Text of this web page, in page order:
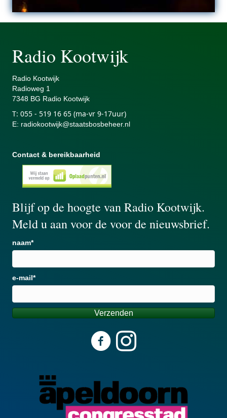
Radio Kootwijk
Radio Kootwijk
Radioweg 1
7348 BG Radio Kootwijk
T: 055 - 519 16 65 (ma-vr 9-17uur)
E: radiokootwijk@staatsbosbeheer.nl
Contact & bereikbaarheid
Blijf op de hoogte van Radio Kootwijk.
Meld u aan voor de voor de nieuwsbrief.
naam
e-mail
Verzenden